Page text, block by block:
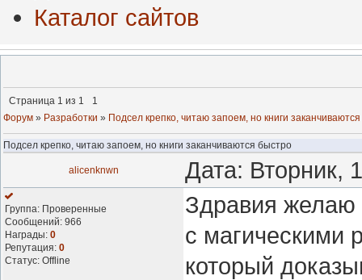
Каталог сайтов
Страница 1 из 1
1
Форум » Разработки » Подсел крепко, читаю запоем, но книги
Подсел крепко, читаю запоем, но книги заканчиваются быстро
alicenknwn Дата:
Группа: Проверенные
Сообщений: 966
Награды: 0
Репутация: 0
Статус: Offline
Здравия желаю
с магическими
который